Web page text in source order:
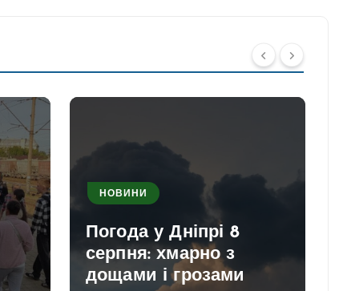
НОВИНИ
Погода у Дніпрі 8
серпня: хмарно з
дощами і грозами